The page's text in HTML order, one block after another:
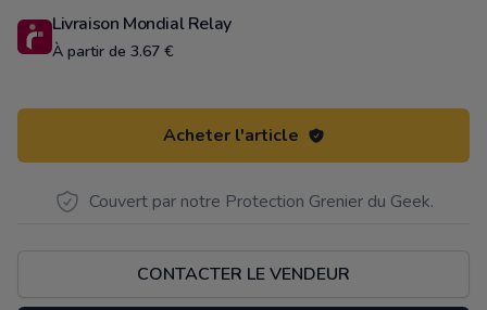
Livraison Mondial Relay
À partir de 3.67 €
Acheter l'article
Couvert par notre Protection Grenier du Geek.
CONTACTER LE VENDEUR